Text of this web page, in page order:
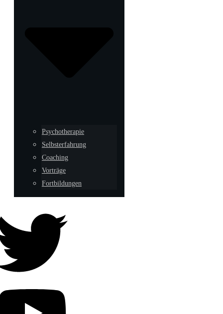
Psychotherapie
Selbsterfahrung
Coaching
Vorträge
Fortbildungen